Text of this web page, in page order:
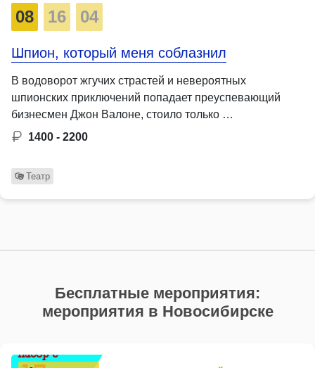
08 16 04
Шпион, который меня соблазнил
В водоворот жгучих страстей и невероятных
шпионских приключений попадает преуспевающий
бизнесмен Джон Валоне, стоило только …
1400 - 2200
Театр
Бесплатные мероприятия:
мероприятия в Новосибирске